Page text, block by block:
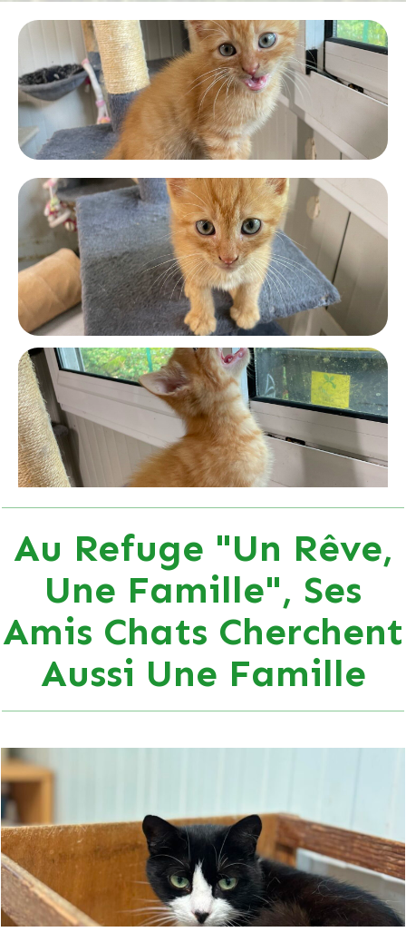
Au Refuge "Un Rêve,
Une Famille", Ses
Amis Chats Cherchent
Aussi Une Famille